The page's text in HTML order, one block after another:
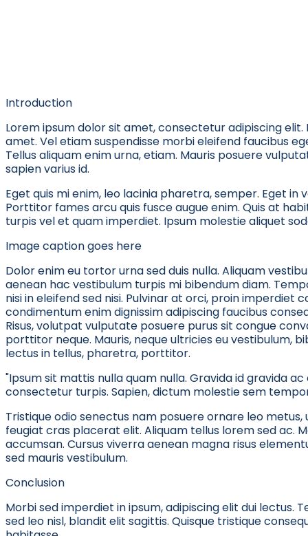
Introduction
Lorem ipsum dolor sit amet, consectetur adipiscing elit.
amet. Vel etiam suspendisse morbi eleifend faucibus
Tellus aliquam enim urna, etiam. Mauris posuere
sapien varius id.
Eget quis mi enim, leo lacinia pharetra, semper. Eget
Porttitor fames arcu quis fusce augue enim. Quis at
turpis vel et quam imperdiet. Ipsum molestie aliquet
Image caption goes here
Dolor enim eu tortor urna sed duis nulla. Aliquam
aenean hac vestibulum turpis mi bibendum diam.
nisi in eleifend sed nisi. Pulvinar at orci, proin imperdiet
condimentum enim dignissim adipiscing faucibus
Risus, volutpat vulputate posuere purus sit congue
porttitor neque. Mauris, neque ultricies eu vestibulum,
lectus in tellus, pharetra, porttitor.
"Ipsum sit mattis nulla quam nulla. Gravida id gravida
consectetur turpis. Sapien, dictum molestie sem
Tristique odio senectus nam posuere ornare leo
feugiat cras placerat elit. Aliquam tellus lorem sed ac.
accumsan. Cursus viverra aenean magna risus
sed mauris vestibulum.
Conclusion
Morbi sed imperdiet in ipsum, adipiscing elit dui lectus.
sed leo nisl, blandit elit sagittis. Quisque tristique